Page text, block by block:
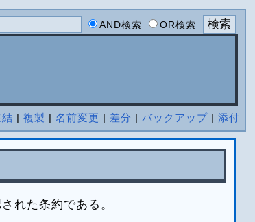
AND検索 OR検索
| 複製 | 名前変更 | 差分 | バックアップ| 添付
れた条約である。